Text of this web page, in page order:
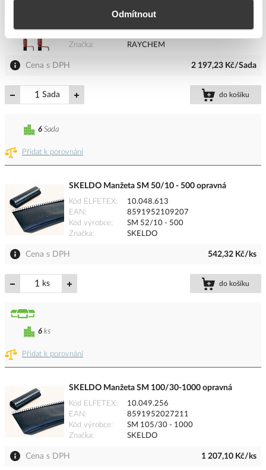
Odmítnout
Kód ELFETEX
10.734.244
Značka
RAYCHEM
Cena s DPH 2 197,23 Kč/Sada
Sada do košíku
Přidat k porovnání
6 Sada
SKELDO Manžeta SM 50/10 - 500 opravná
Kód ELFETEX
10.048.613
EAN
8591952109207
Kód výrobce
SM 52/10 - 500
Značka
SKELDO
Cena s DPH 542,32 Kč/ks
ks do košíku
Přidat k porovnání
6 ks
SKELDO Manžeta SM 100/30-1000 opravná
Kód ELFETEX
10.049.256
EAN
8591952027211
Kód výrobce
SM 105/30 - 1000
Značka
SKELDO
Cena s DPH 1 207,10 Kč/ks